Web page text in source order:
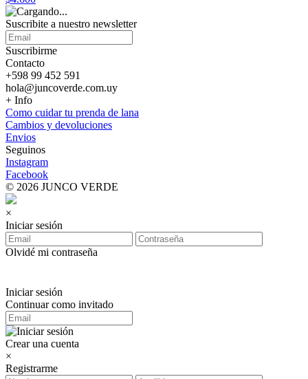
Suscribite a nuestro newsletter
Suscribirme
Contacto
+598 99 452 591
hola@juncoverde.com.uy
+ Info
Como cuidar tu prenda de lana
Cambios y devoluciones
Envios
Seguinos
Instagram
Facebook
© 2026 JUNCO VERDE
×
Iniciar sesión
Olvidé mi contraseña
Iniciar sesión
Continuar como invitado
Crear una cuenta
×
Registrarme